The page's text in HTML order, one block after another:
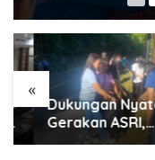
«
Dukungan Nyata
Gerakan ASRI,
Sekretariat DPRD